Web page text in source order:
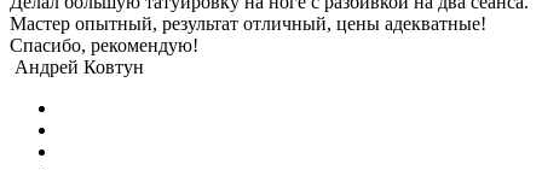
Мастер опытный, результат отличный, цены адекватные!
Спасибо, рекомендую!
Андрей Ковтун